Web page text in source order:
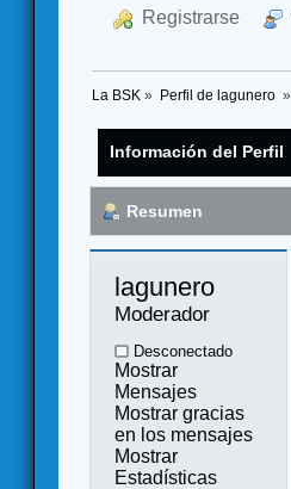
Registrarse
La BSK » Perfil de lagunero »
Información del Perfil
Resumen
lagunero
Moderador
Desconectado
Mostrar
Mensajes
Mostrar gracias
en los mensajes
Mostrar
Estadísticas